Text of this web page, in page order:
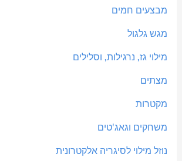
מבצעים חמים
מגש גלגול
מילוי גז, נרגילות, וסלילים
מצתים
מקטרות
משחקים וגאג'טים
נוזל מילוי לסיגריה אלקטרונית